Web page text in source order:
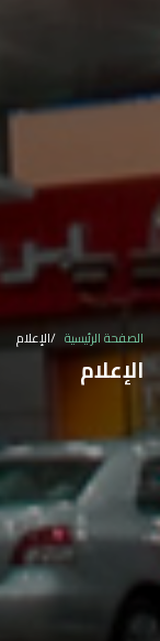
الصفحة الرئيسية الإعلام
الإعلام